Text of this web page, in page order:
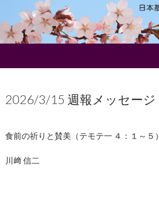
ン
キ
プ
2026/3/15 週報メッセージ
食前の祈りと賛美（テモテ一 ４：１～５）
川﨑 信二